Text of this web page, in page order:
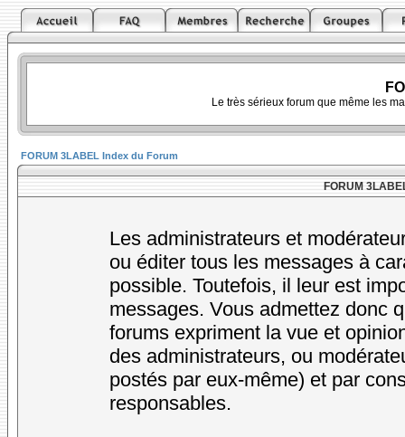
Le très sérieux forum que même les
FORUM 3LABEL Index du Forum
FORUM
Les administrateurs et
ou éditer tous les messages à
possible. Toutefois, il leur est
messages. Vous admettez donc
forums expriment la vue et
des administrateurs, ou
postés par eux-même) et par
responsables.